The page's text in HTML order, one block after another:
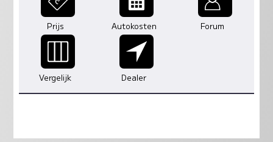
Prijs Autokosten Forum
Vergelijk Dealer